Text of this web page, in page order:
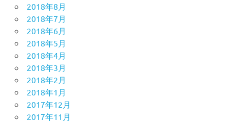
2018年8月
2018年7月
2018年6月
2018年5月
2018年4月
2018年3月
2018年2月
2018年1月
2017年12月
2017年11月